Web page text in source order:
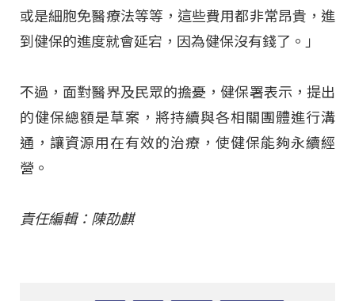
或是細胞免醫療法等等，這些費用都非常昂貴，進
到健保的進度就會延宕，因為健保沒有錢了。」
不過，面對醫界及民眾的擔憂，健保署表示，提出
的健保總額是草案，將持續與各相關團體進行溝
通，讓資源用在有效的治療，使健保能夠永續經
營。
責任編輯：陳劭麒